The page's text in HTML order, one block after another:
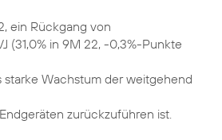
ein Rückgang von
(31,0% in 9M 22, -0,3%-Punkte
starke Wachstum der weitgehend
zurückzuführen ist.